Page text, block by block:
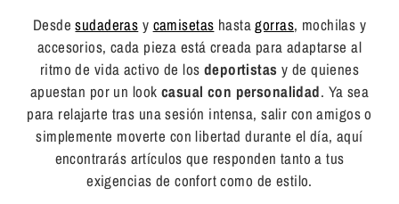
Desdesudaderas y camisetas hastagorras, mochilas y
accesorios, cada pieza está creada para adaptarse al
ritmo de vida activo de los deportistas y de quienes
apuestan por un look casual con personalidad. Ya sea
para relajarte tras una sesión intensa, salir con amigos o
simplemente moverte con libertad durante el día, aquí
encontrarás artículos que responden tanto a tus
exigencias de confort como de estilo.